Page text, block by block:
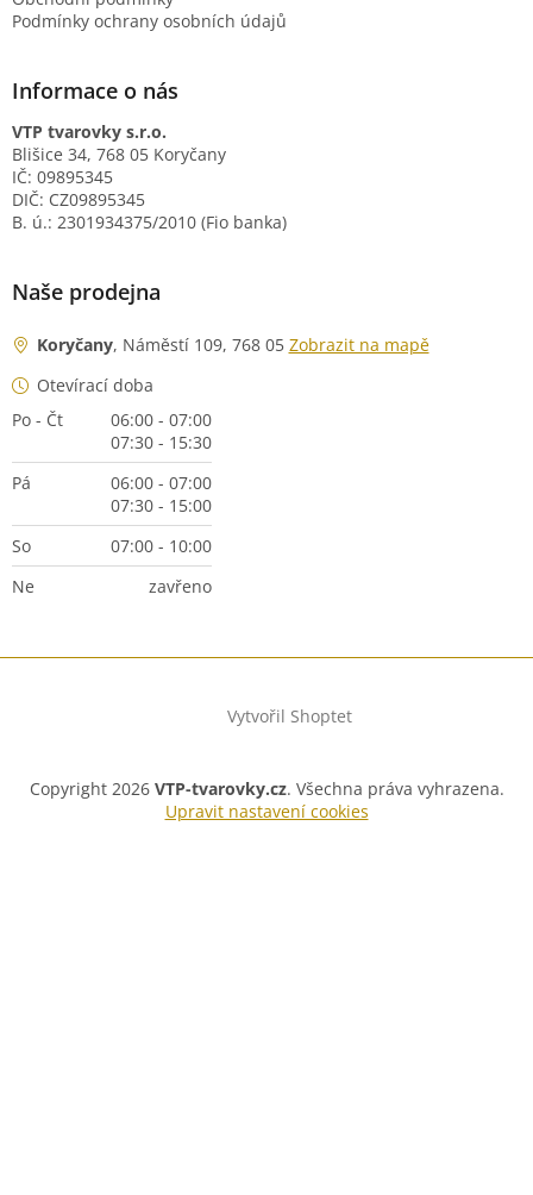
Podmínky ochrany osobních údajů
Informace o nás
VTP tvarovky s.r.o.
Blišice 34, 768 05 Koryčany
IČ: 09895345
DIČ: CZ09895345
B. ú.: 2301934375/2010 (Fio banka)
Naše prodejna
Koryčany, Náměstí 109, 768 05 Zobrazit na mapě
Otevírací doba
Po - Čt
06:00 - 07:00
07:30 - 15:30
Pá
06:00 - 07:00
07:30 - 15:00
So
07:00 - 10:00
Ne
zavřeno
Vytvořil Shoptet
Copyright 2026 VTP-tvarovky.cz. Všechna práva vyhrazena.
Upravit nastavení cookies